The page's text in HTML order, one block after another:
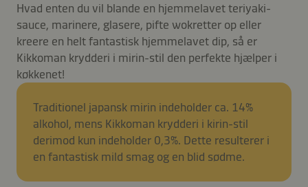
Hvad enten du vil blande en hjemmelavet teriyaki-
sauce, marinere, glasere, pifte wokretter op eller
kreere en helt fantastisk hjemmelavet dip, så er
Kikkoman krydderi i mirin-stil den perfekte hjælper i
køkkenet!
Traditionel japansk mirin indeholder ca. 14%
alkohol, mens Kikkoman krydderi i kirin-stil
derimod kun indeholder 0,3%. Dette resulterer i
en fantastisk mild smag og en blid sødme.